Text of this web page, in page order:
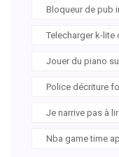
Bloqueur de pub
Telecharger k-
Jouer du piano
Police décriture
Je narrive pas à
Nba game time